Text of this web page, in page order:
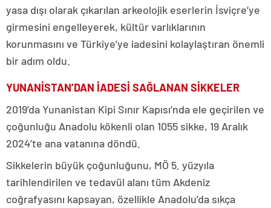
yasa dışı olarak çıkarılan arkeolojik eserlerin İsviçre’ye
girmesini engelleyerek, kültür varlıklarının
korunmasını ve Türkiye’ye iadesini kolaylaştıran önemli
bir adım oldu.
YUNANİSTAN’DAN İADESİ SAĞLANAN SİKKELER
2019’da Yunanistan Kipi Sınır Kapısı’nda ele geçirilen ve
çoğunluğu Anadolu kökenli olan 1055 sikke, 19 Aralık
2024’te ana vatanına döndü.
Sikkelerin büyük çoğunluğunu, MÖ 5. yüzyıla
tarihlendirilen ve tedavül alanı tüm Akdeniz
coğrafyasını kapsayan, özellikle Anadolu’da sıkça